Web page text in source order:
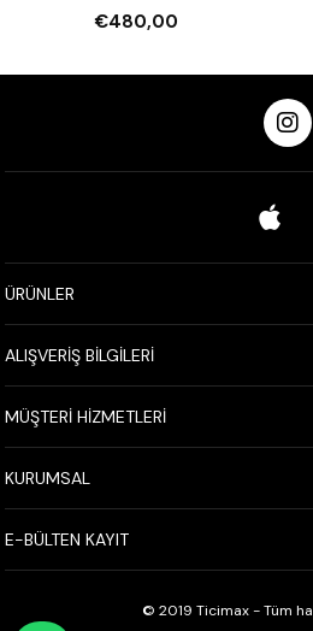
€480,00
ÜRÜNLER
ALIŞVERİŞ BİLGİLERİ
MÜŞTERİ HİZMETLERİ
KURUMSAL
E-BÜLTEN KAYIT
© 2019 Ticimax - Tüm